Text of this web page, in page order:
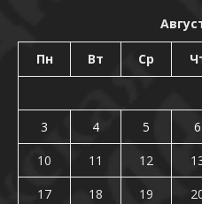
Пн Вт Ср
3
4 5 6
10
11 12
17
18 19